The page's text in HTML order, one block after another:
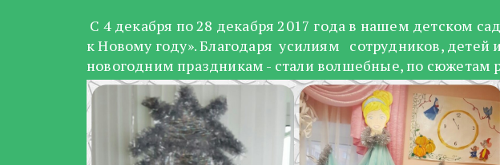
С 4 декабря по 28 декабря 2017 года в нашем детском
к Новому году». Благодаря усилиям сотрудников, детей
новогодним праздникам - стали волшебные, по сюжетам